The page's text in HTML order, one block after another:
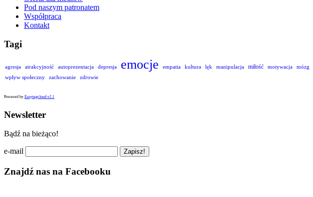
Pod naszym patronatem
Współpraca
Kontakt
Tagi
agresja atrakcyjność autoprezentacja depresja emocje empatia kultura lęk manipulacja miłość motywacja mózg
wpływ społeczny
zachowanie zdrowie
Powered by Easytagcloud v2.1
Newsletter
Bądź na bieżąco!
e-mail
Znajdź nas na Facebooku